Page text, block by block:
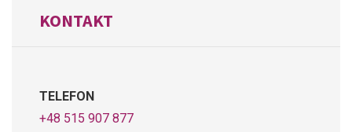
KONTAKT
TELEFON
+48 515 907 877